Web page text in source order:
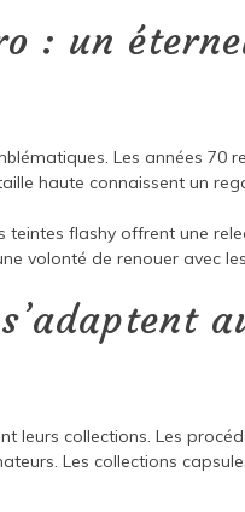
: un
Les années 70
haute connaissent un
teintes flashy offrent une
volonté de renouer avec
leurs collections. Les
Les collections